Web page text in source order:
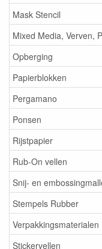
Mask Stencil
Mixed Media, Verven,
Opberging
Papierblokken
Pergamano
Ponsen
Rijstpapier
Rub-On vellen
Snij- en
Stempels Rubber
Verpakkingsmaterialen
Stickervellen